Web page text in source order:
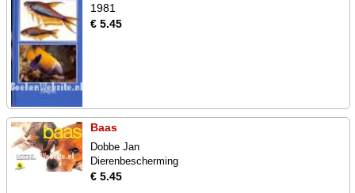
1981
€ 5.45
Baas
Dobbe Jan
Dierenbescherming
€ 5.45